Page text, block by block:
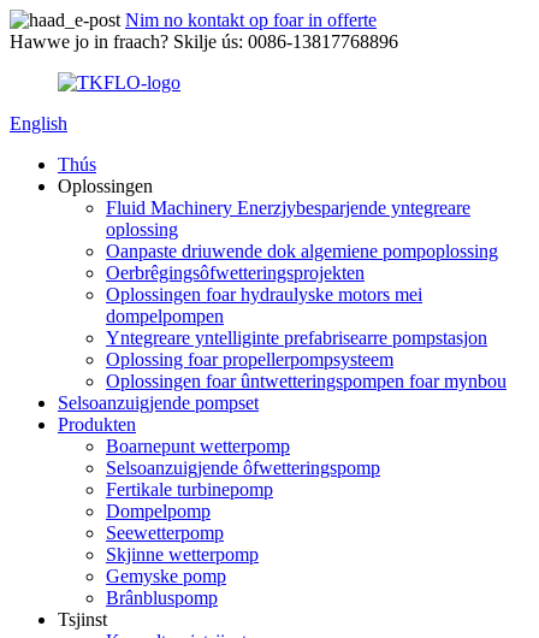
Nim no kontakt op foar in offerte
Hawwe jo in fraach? Skilje ús: 0086-13817768896
English
Thús
Oplossingen
Fluid Machinery Enerzjybesparjende yntegreare
oplossing
Oanpaste driuwende dok algemiene pompoplossing
Oerbrêgingsôfwetteringsprojekten
Oplossingen foar hydraulyske motors mei
dompelpompen
Yntegreare yntelliginte prefabrisearre pompstasjon
Oplossing foar propellerpompsysteem
Oplossingen foar ûntwetteringspompen foar mynbou
Selsoanzuigjende pompset
Produkten
Boarnepunt wetterpomp
Selsoanzuigjende ôfwetteringspomp
Fertikale turbinepomp
Dompelpomp
Seewetterpomp
Skjinne wetterpomp
Gemyske pomp
Brânbluspomp
Tsjinst